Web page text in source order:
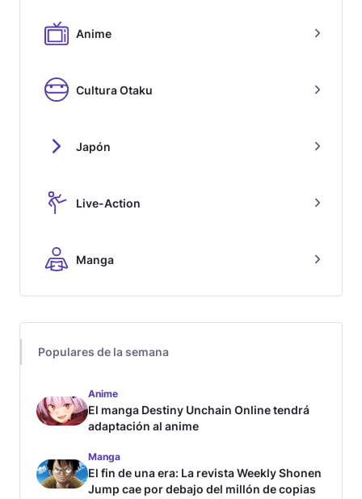
Anime
Cultura Otaku
Japón
Live-Action
Manga
Populares de la semana
Anime
El manga Destiny Unchain Online tendrá
adaptación al anime
Manga
El fin de una era: La revista Weekly Shonen
Jump cae por debajo del millón de copias